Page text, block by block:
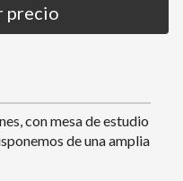
precio
con mesa de estudio
de una amplia